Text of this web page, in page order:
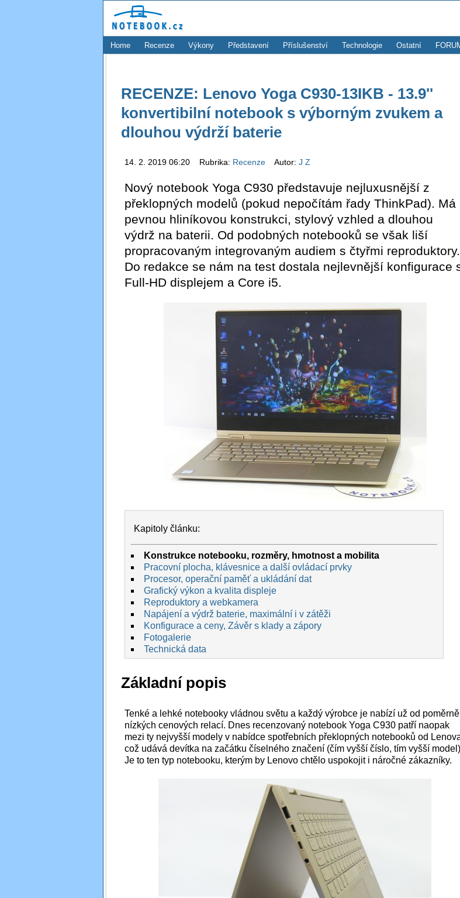
Home Recenze Výkony Představení Příslušenství Technologie Ostatní
RECENZE: Lenovo Yoga C930-13IKB - 13.9''
konvertibilní notebook s výborným zvukem a
dlouhou výdrží baterie
14. 2. 2019 06:20 Rubrika: Recenze Autor: J Z
Nový notebook Yoga C930 představuje nejluxusnější z
překlopných modelů (pokud nepočítám řady ThinkPad). Má
pevnou hliníkovou konstrukci, stylový vzhled a dlouhou
výdrž na baterii. Od podobných notebooků se však liší
propracovaným integrovaným audiem s čtyřmi reproduktory.
Do redakce se nám na test dostala nejlevnější konfigurace
Full-HD displejem a Core i5.
Kapitoly článku:
Konstrukce notebooku, rozměry, hmotnost a mobilita
Pracovní plocha, klávesnice a další ovládací prvky
Procesor, operační paměť a ukládání dat
Grafický výkon a kvalita displeje
Reproduktory a webkamera
Napájení a výdrž baterie, maximální i v zátěži
Konfigurace a ceny, Závěr s klady a zápory
Fotogalerie
Technická data
Základní popis
Tenké a lehké notebooky vládnou světu a každý výrobce je nabízí už od poměrně
nízkých cenových relací. Dnes recenzovaný notebook Yoga C930 patří naopak
mezi ty nejvyšší modely v nabídce spotřebních překlopných notebooků od
což udává devítka na začátku číselného značení (čím vyšší číslo, tím vyšší
Je to ten typ notebooku, kterým by Lenovo chtělo uspokojit i náročné zákazníky.